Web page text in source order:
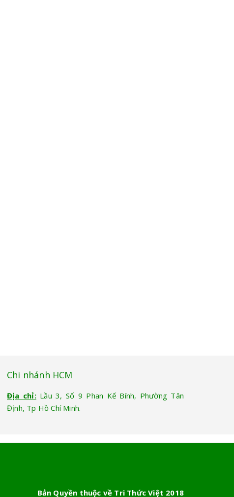
Chi nhánh HCM
Địa chỉ:Lầu 3, Số 9 Phan Kế Bính, Phường Tân
Định, Tp Hồ Chí Minh.
Bản Quyền thuộc về Tri Thức Việt 2018